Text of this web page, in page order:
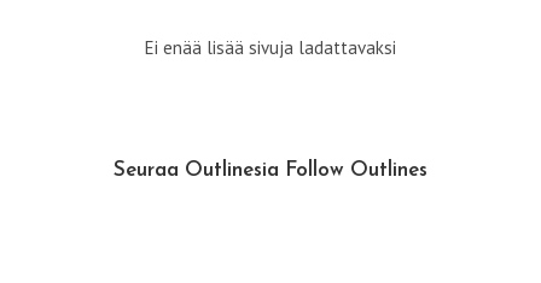
Kaupunkisuunnittelussa,
Osa
Ei enää lisää sivuja ladattavaksi
Seuraa Outlinesia Follow Outlines